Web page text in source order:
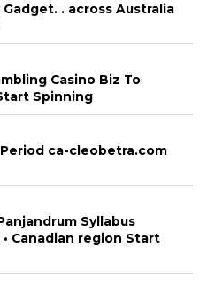
. across Australia
Casino Biz To
Spinning
ca-cleobetra.com
Syllabus
Canadian region Start